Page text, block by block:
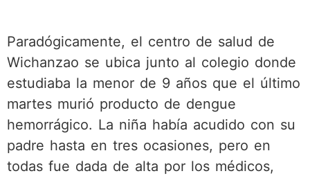
Paradógicamente, el centro de salud de
Wichanzao se ubica junto al colegio donde
estudiaba la menor de 9 años que el último
martes murió producto de dengue
hemorrágico. La niña había acudido con su
padre hasta en tres ocasiones, pero en
todas fue dada de alta por los médicos,